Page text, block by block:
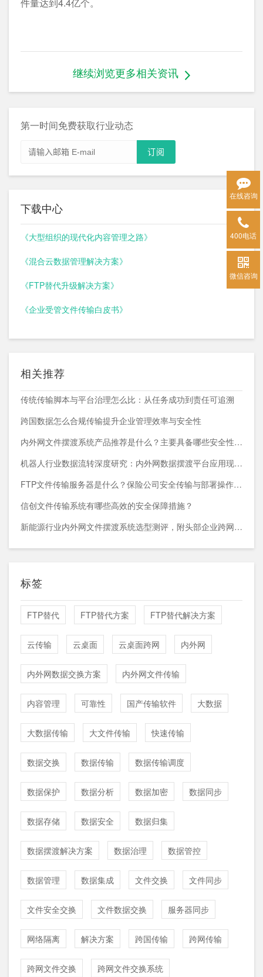
件量达到4.4亿个。
继续浏览更多相关资讯
第一时间免费获取行业动态
下载中心
《大型组织的现代化内容管理之路》
《混合云数据管理解决方案》
《FTP替代升级解决方案》
《企业受管文件传输白皮书》
相关推荐
传统传输脚本与平台治理怎么比：从任务成功到责任可追溯
跨国数据怎么合规传输提升企业管理效率与安全性
内外网文件摆渡系统产品推荐是什么？主要具备哪些安全性能？
机器人行业数据流转深度研究：内外网数据摆渡平台应用现状与趋势
FTP文件传输服务器是什么？保险公司安全传输与部署操作指南
信创文件传输系统有哪些高效的安全保障措施？
新能源行业内外网文件摆渡系统选型测评，附头部企业跨网部署案例
标签
FTP替代 FTP替代方案 FTP替代解决方案
云传输 云桌面 云桌面跨网 内外网
内外网数据交换方案 内外网文件传输
内容管理 可靠性 国产传输软件 大数据
大数据传输 大文件传输 快速传输
数据交换 数据传输 数据传输调度
数据保护 数据分析 数据加密 数据同步
数据存储 数据安全 数据归集
数据摆渡解决方案 数据治理 数据管控
数据管理 数据集成 文件交换 文件同步
文件安全交换 文件数据交换 服务器同步
网络隔离 解决方案 跨国传输 跨网传输
跨网文件交换 跨网文件交换系统
在线咨询
400电话
微信咨询